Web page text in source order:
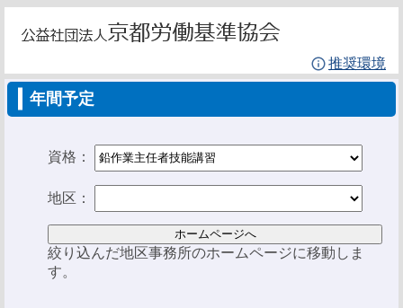
推奨環境
年間予定
資格：
地区：
絞り込んだ地区事務所のホームページに移動しま
す。